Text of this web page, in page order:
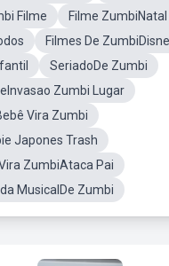
Filme
Filme ZumbiNatal
Filmes De
SeriadoDe Zumbi
Zumbi Lugar
Vira Zumbi
Japones Trash
ZumbiAtaca Pai
MusicalDe Zumbi